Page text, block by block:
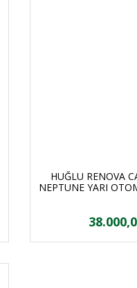
HUĞLU RENOVA
NEPTUNE YARI